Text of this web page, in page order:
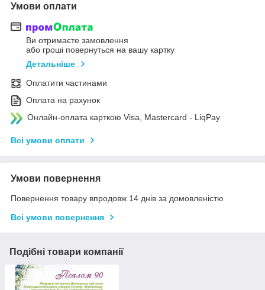
Умови оплати
Ви отримаєте замовлення
або гроші повернуться на вашу картку
Детальніше
Оплатити частинами
Оплата на рахунок
Онлайн-оплата карткою Visa, Mastercard - LiqPay
Всі умови оплати
Умови повернення
Повернення товару впродовж 14 днів за домовленістю
Всі умови повернення
Подібні товари компанії